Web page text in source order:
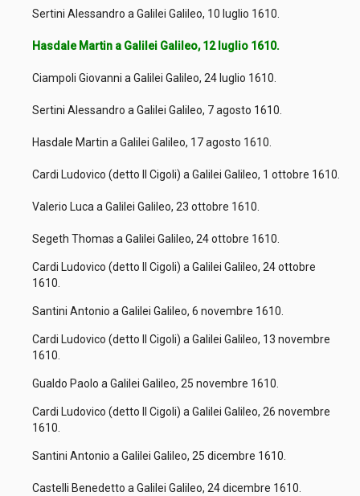
Sertini Alessandro a Galilei Galileo, 10 luglio 1610.
Hasdale Martin a Galilei Galileo, 12 luglio 1610.
Ciampoli Giovanni a Galilei Galileo, 24 luglio 1610.
Sertini Alessandro a Galilei Galileo, 7 agosto 1610.
Hasdale Martin a Galilei Galileo, 17 agosto 1610.
Cardi Ludovico (detto Il Cigoli) a Galilei Galileo, 1 ottobre 1610.
Valerio Luca a Galilei Galileo, 23 ottobre 1610.
Segeth Thomas a Galilei Galileo, 24 ottobre 1610.
Cardi Ludovico (detto Il Cigoli) a Galilei Galileo, 24 ottobre
1610.
Santini Antonio a Galilei Galileo, 6 novembre 1610.
Cardi Ludovico (detto Il Cigoli) a Galilei Galileo, 13 novembre
1610.
Gualdo Paolo a Galilei Galileo, 25 novembre 1610.
Cardi Ludovico (detto Il Cigoli) a Galilei Galileo, 26 novembre
1610.
Santini Antonio a Galilei Galileo, 25 dicembre 1610.
Castelli Benedetto a Galilei Galileo, 24 dicembre 1610.